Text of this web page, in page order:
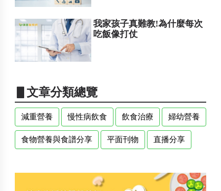
我家孩子真難教!為什麼每次
吃飯像打仗
▋文章分類總覽
減重營養 慢性病飲食 飲食治療 婦幼營養
食物營養與食譜分享 平面刊物 直播分享